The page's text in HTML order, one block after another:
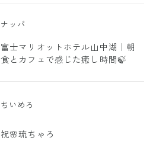
ナッパ
富士マリオットホテル山中湖｜朝
食とカフェで感じた癒し時間🍃
ちいめろ
祝🌸琉ちゃろ